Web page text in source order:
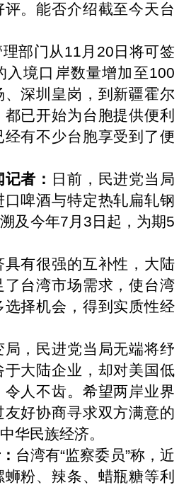
。能否介绍截至今天台
理部门从11月20日将可签
入境口岸数量增加至100
深圳皇岗，到新疆霍尔
已开始为台胞提供便利
有不少台胞享受到了便
者： 日前，民进党当局
啤酒与特定热轧扁轧钢
及今年7月3日起，为期5
具有很强的互补性，大陆
台湾市场需求，使台湾
择机会，得到实质性经
，民进党当局无端将纾
大陆企业，却对美国低
人不齿。希望两岸业界
好协商寻求双方满意的
华民族经济。
台湾有“监察委员”称，近
粉、辣条、蜡瓶糖等利